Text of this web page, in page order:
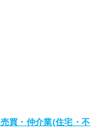
買・仲介業(住宅・不